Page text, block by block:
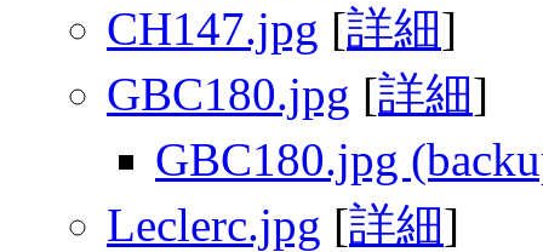
CH147.jpg [詳細]
GBC180.jpg [詳細]
GBC180.jpg
Leclerc.jpg [詳細]